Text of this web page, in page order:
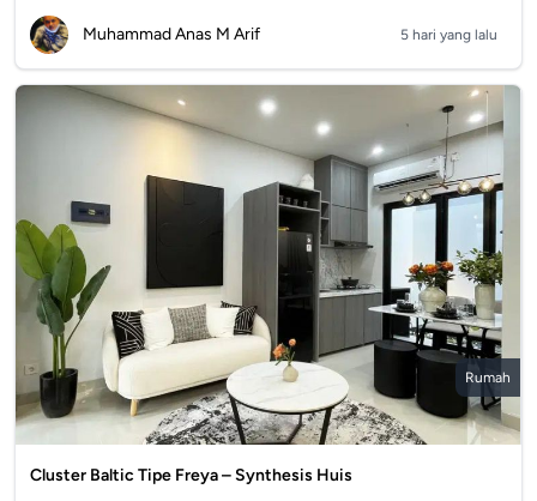
Muhammad Anas M Arif 5 hari yang lalu
Rumah
Cluster Baltic Tipe Freya – Synthesis Huis